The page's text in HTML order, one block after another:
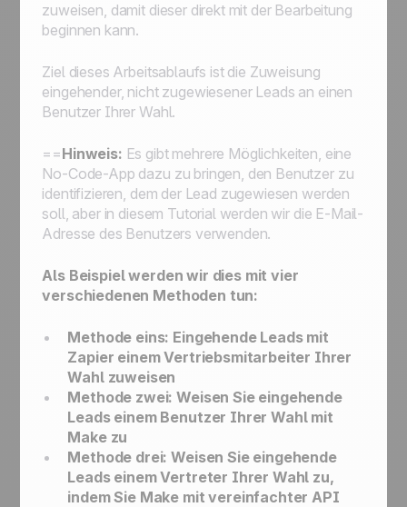
zuweisen, damit dieser direkt mit der Bearbeitung
beginnen kann.
Ziel dieses Arbeitsablaufs ist die Zuweisung
eingehender, nicht zugewiesener Leads an einen
Benutzer Ihrer Wahl.
==Hinweis: Es gibt mehrere Möglichkeiten, eine
No-Code-App dazu zu bringen, den Benutzer zu
identifizieren, dem der Lead zugewiesen werden
soll, aber in diesem Tutorial werden wir die E-Mail-
Adresse des Benutzers verwenden.
Als Beispiel werden wir dies mit vier
verschiedenen Methoden tun:
Methode eins: Eingehende Leads mit
Zapier einem Vertriebsmitarbeiter Ihrer
Wahl zuweisen
Methode zwei: Weisen Sie eingehende
Leads einem Benutzer Ihrer Wahl mit
Make zu
Methode drei: Weisen Sie eingehende
Leads einem Vertreter Ihrer Wahl zu,
indem Sie Make mit vereinfachter API